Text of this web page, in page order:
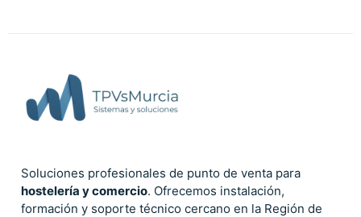
Soluciones profesionales de punto de venta para
hostelería y comercio. Ofrecemos instalación,
formación y soporte técnico cercano en la Región de